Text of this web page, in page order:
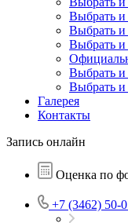
Выбрать
Выбрать
Выбрать и
Выбрать и
Выбрать
Галерея
Контакты
Запись онлайн
Оценка по
+7 (3462) 50-